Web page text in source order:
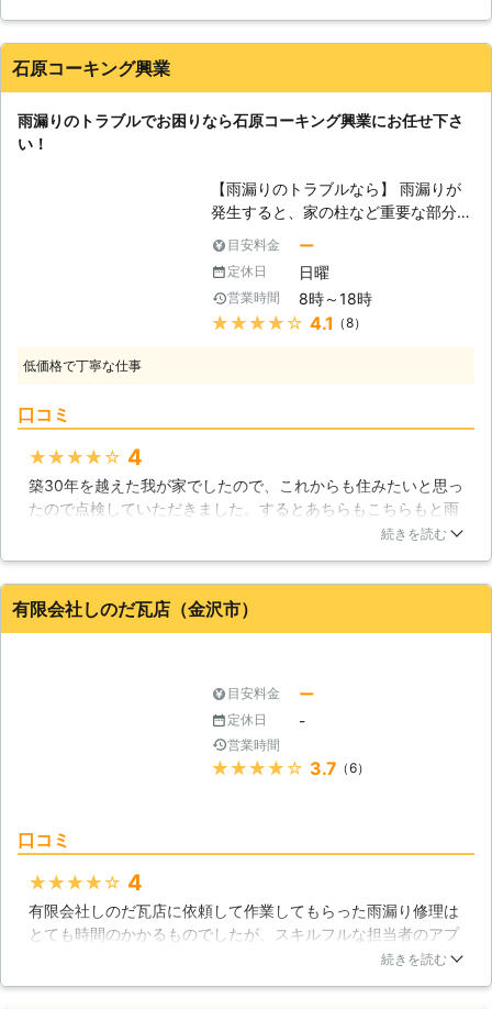
せん。 素早い対応をご希望のお客様
おこないます！】 雨漏りをしている
お家には、シロアリが発生しているこ
ともあります。 シロアリは湿った環
境を好むため、寄ってきてしまうので
す。 もし駆除をせずに放置しておく
と、シロアリに柱などを食べられてし
まい、お家がボロボロになってしまう
アリが発生していても、プロがしっか
場合は、今後あらわれることがないよ
うにしっかり予防をおこなうことも可
能です。 大切なお家に長く住み続け
るために、雨漏り修理とあわせてシロ
アリ対策もおこなうことをおすすめい
たします。 レスキューハウスでは、
お見積りは無料となっております。
す。 また弊社では予算に応じて対応
することも可能ですので、お気軽にご
相談ください。
石原コーキング興業
雨漏りのトラブルでお困りなら石原コーキング興業にお任せ下さ
い！
【雨漏りのトラブルなら】 雨漏りが
発生すると、家の柱など重要な部分を
腐食させる原因になりますので、お早
めに石原コーキング興業にご相談頂け
ればと思います。学校やマンションな
ど多数の施工実績があり、高い技術を
もった職人がおりますので、雨漏り修
があります。防水層の耐用年数は10
年から15年と一般的に言われており
ますので、屋根が劣化してきたと気づ
いたら、建物の内部に水が染み込む前
に弊社までご相談頂ければと思いま
す。 【家の雨漏り】 私達の大事な家
直射日光の熱等の影響で隙間ができて
くることがあります。そこから雨が侵
入して来てしまいます。日本瓦屋根に
多く使われている漆喰が、ヒビ割れを
発生することがあります。雨漏りに気
ださい。
目安料金 ー
定休日 日曜
営業時間 8時～18時
★★★★★ 4.1 （8）
低価格で丁寧な仕事
口コミ
★★★★★ 4
築30年を越えた我が家でしたので、これからも住みたいと思っ
たので点検していただきました。するとあちらもこちらもと雨
漏りの箇所がありました。実質的な被害はいままであありませ
でいれば傷むのは普通です。我が家のようにならないために
も、雨漏り点検はしたほうがいいと思いました。とても丁寧な
続きを読む
有限会社しのだ瓦店（金沢市）
目安料金 ー
定休日 -
営業時間
★★★★★ 3.7 （6）
口コミ
★★★★★ 4
有限会社しのだ瓦店に依頼して作業してもらった雨漏り修理は
とても時間のかかるものでしたが、スキルフルな担当者のアプ
ローチによって、しっかり進めてもらえました。未来志向の取
続きを読む